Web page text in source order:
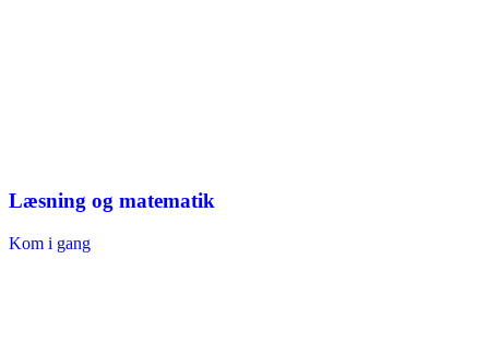
Læsning og matematik
Kom i gang